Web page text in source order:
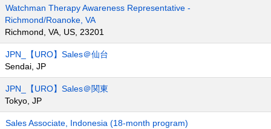
Watchman Therapy Awareness Representative -
Richmond/Roanoke, VA
Richmond, VA, US, 23201
JPN_【URO】Sales＠仙台
Sendai, JP
JPN_【URO】Sales＠関東
Tokyo, JP
Sales Associate, Indonesia (18-month program)